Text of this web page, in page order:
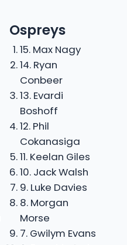
Ospreys
15. Max Nagy
14. Ryan
Conbeer
13. Evardi
Boshoff
12. Phil
Cokanasiga
11. Keelan Giles
10. Jack Walsh
9. Luke Davies
8. Morgan
Morse
7. Gwilym Evans